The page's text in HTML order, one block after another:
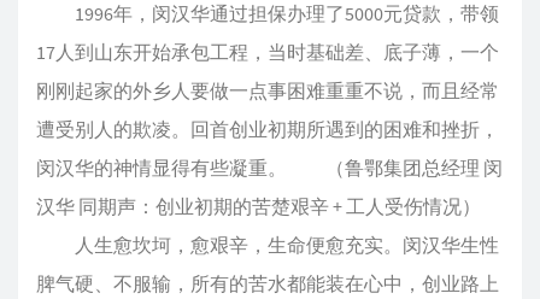
1996年，闵汉华通过担保办理了5000元贷款，带领
17人到山东开始承包工程，当时基础差、底子薄，一个
刚刚起家的外乡人要做一点事困难重重不说，而且经常
遭受别人的欺凌。回首创业初期所遇到的困难和挫折，
闵汉华的神情显得有些凝重。 （鲁鄂集团总经理 闵
汉华 同期声：创业初期的苦楚艰辛 + 工人受伤情况）
人生愈坎坷，愈艰辛，生命便愈充实。闵汉华生性
脾气硬、不服输，所有的苦水都能装在心中，创业路上